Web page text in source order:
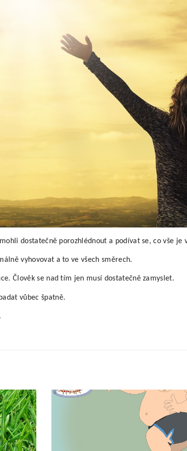
dostatečně porozhlédnout a podívat se, co vše je
vyhovovat a to ve všech směrech.
Člověk se nad tím jen musí dostatečně zamyslet.
vůbec špatně.